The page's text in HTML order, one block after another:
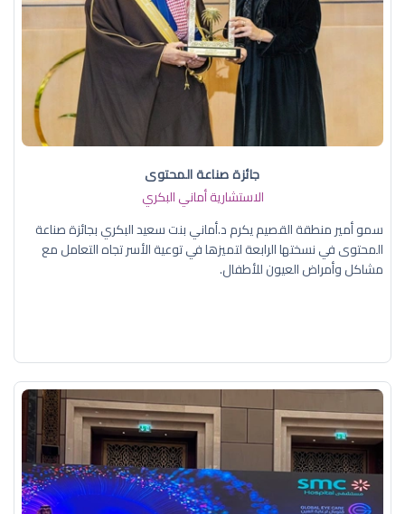
جائزة صناعة المحتوى
الاستشارية أماني البكري
سمو أمير منطقة القصيم يكرم د.أماني بنت سعيد البكري بجائزة صناعة
المحتوى في نسختها الرابعة لتميزها في توعية الأسر تجاه التعامل مع
مشاكل وأمراض العيون للأطفال.